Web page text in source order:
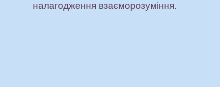
налагодження взаєморозуміння.